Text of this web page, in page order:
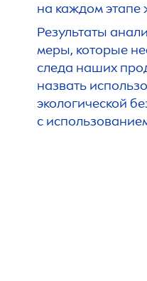
на каждом этапе
Результаты
меры, которые
следа наших
назвать
экологической
с